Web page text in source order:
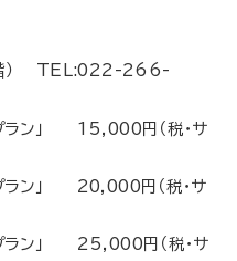
階） TEL:022-266-
プラン」 15,000円（税･サ
ラン」 20,000円（税･サ
プラン」 25,000円（税･サ